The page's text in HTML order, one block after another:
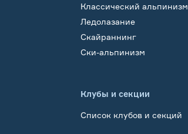
Классический альпинизм
Ледолазание
Скайраннинг
Ски-альпинизм
Клубы и секции
Список клубов и секций